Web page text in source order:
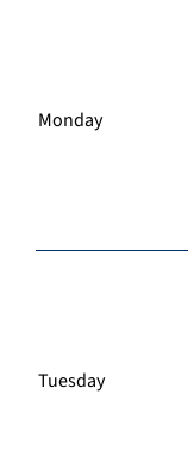
Monday
Tuesday